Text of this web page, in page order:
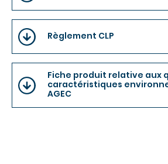
Règlement CLP
Fiche produit relative aux
caractéristiques
AGEC